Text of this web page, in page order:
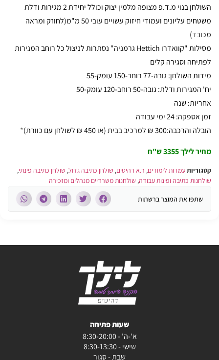
השולחן בנוי מ.ד.פ מצופה מלמין יצוק וכולל יחידת 2 מגירות ודלת
משטחים עליונים ועמודי חיזוק עשויים עובי 50 מ"מ(לחוזק ומראה
מכובד)
מסילות "קוואדרו Hettich גרמניה" נסתרות לניצול כל רוחב המגירות
לפתיחה וסגירה קלים
מידות השולחן: גובה-77 רוחב-150 עומק-55
יח' המגירות ודלת: גובה-50 רוחב-120 עומק-50
אחריות: שנה
זמן אספקה: 24 ימי עבודה
הובלה והרכבה:300 ₪ למרכיב בבית (או 450 ₪ לשולחן עם כוורת)
*
מחיר לילך 3355 ש"ח
קטגוריותעמדות לימודים, ר.א רהיטים, שולחן כתיבה גדול, שולחן כתיבה פינתי,
שולחנות כתיבה ופינות עבודה, שולחנות משרדיים מנהלים ומזכירה
שתפו את המוצר ברשתות
שעות פתיחה
א'-ה' - 8:30-20:00
שישי - 8:30-13:30
שבת - סגור